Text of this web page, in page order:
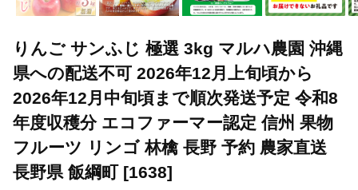
りんご サンふじ 極選 3kg マルハ農園 沖縄
県への配送不可 2026年12月上旬頃から
2026年12月中旬頃まで順次発送予定 令和8
年度収穫分 エコファーマー認定 信州 果物
フルーツ リンゴ 林檎 長野 予約 農家直送
長野県 飯綱町 [1638]